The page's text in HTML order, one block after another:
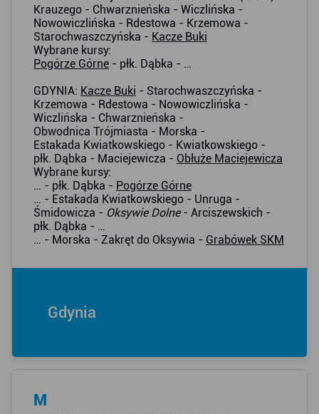
Krauzego - Chwarznieńska - Wiczlińska -
Nowowiczlińska - Rdestowa - Krzemowa -
Starochwaszczyńska - Kacze Buki
Wybrane kursy:
Pogórze Górne - płk. Dąbka - …
GDYNIA: Kacze Buki - Starochwaszczyńska -
Krzemowa - Rdestowa - Nowowiczlińska -
Wiczlińska - Chwarznieńska -
Obwodnica Trójmiasta - Morska -
Estakada Kwiatkowskiego - Kwiatkowskiego -
płk. Dąbka - Maciejewicza - Obłuże Maciejewicza
Wybrane kursy:
… - płk. Dąbka - Pogórze Górne
… - Estakada Kwiatkowskiego - Unruga -
Śmidowicza - Oksywie Dolne- Arciszewskich -
płk. Dąbka - …
… - Morska - Zakręt do Oksywia - Grabówek SKM
Gdynia
M